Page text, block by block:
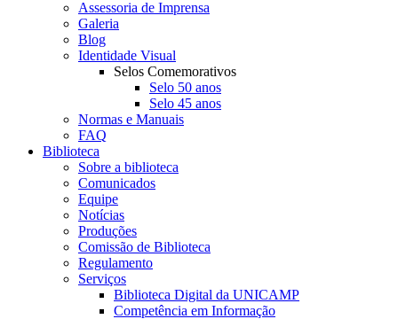
Assessoria de Imprensa
Galeria
Blog
Identidade Visual
Selos Comemorativos
Selo 50 anos
Selo 45 anos
Normas e Manuais
FAQ
Biblioteca
Sobre a biblioteca
Comunicados
Equipe
Notícias
Produções
Comissão de Biblioteca
Regulamento
Serviços
Biblioteca Digital da UNICAMP
Competência em Informação